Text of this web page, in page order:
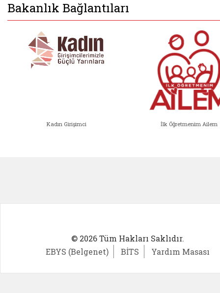
Bakanlık Bağlantıları
Kadın Girişimci İlk Öğretmenim Ailem
© 2026 Tüm Hakları Saklıdır.
EBYS (Belgenet)
BİTS Yardım Masası